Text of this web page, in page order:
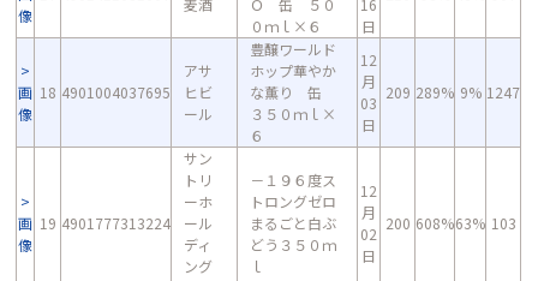
像
麦酒
Ｏ 缶 ５０
０ｍｌ×６
16
日
画
像
18 4901004037695
アサ
ヒビ
ール
豊醸ワールド
ホップ華やか
な薫り 缶
３５０ｍｌ×
６
12
月
03
日
209 289% 9% 1247
画
像
19 4901777313224
サン
トリ
ーホ
ール
ディ
ング
－１９６度ス
トロングゼロ
まるごと白ぶ
どう３５０ｍ
ｌ
12
月
02
日
200 608%63% 103